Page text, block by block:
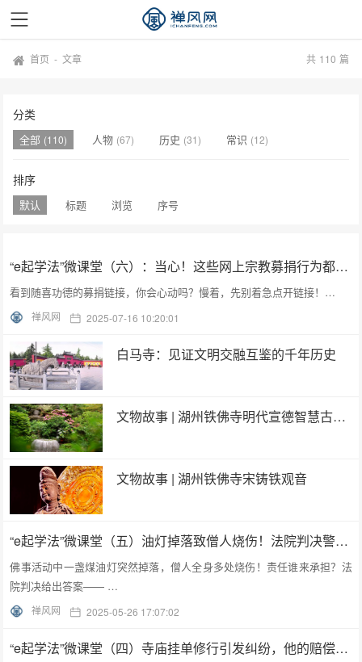
首页 -文章 共 110 篇
分类
全部 (110) 人物 (67) 历史 (31) 常识 (12)
排序
默认 标题 浏览 序号
“e起学法”微课堂（六）：当心！这些网上宗教募捐行为都是违法的
看到随喜功德的募捐链接，你会心动吗？慢着，先别着急点开链接！…
禅风网 2025-07-16 10:20:01
白马寺：见证文明交融互鉴的千年历史
文物故事 | 湖州铁佛寺明代宣德智慧古井的由来
文物故事 | 湖州铁佛寺宋铸铁观音
“e起学法”微课堂（五）油灯掉落致僧人烧伤！法院判决警示：宗教场所安全不可忽视
佛事活动中一盏煤油灯突然掉落，僧人全身多处烧伤！责任谁来承担？法
院判决给出答案—— …
禅风网 2025-05-26 17:07:02
“e起学法”微课堂（四）寺庙挂单修行引发纠纷，他的赔偿主张能否得到法律支持?